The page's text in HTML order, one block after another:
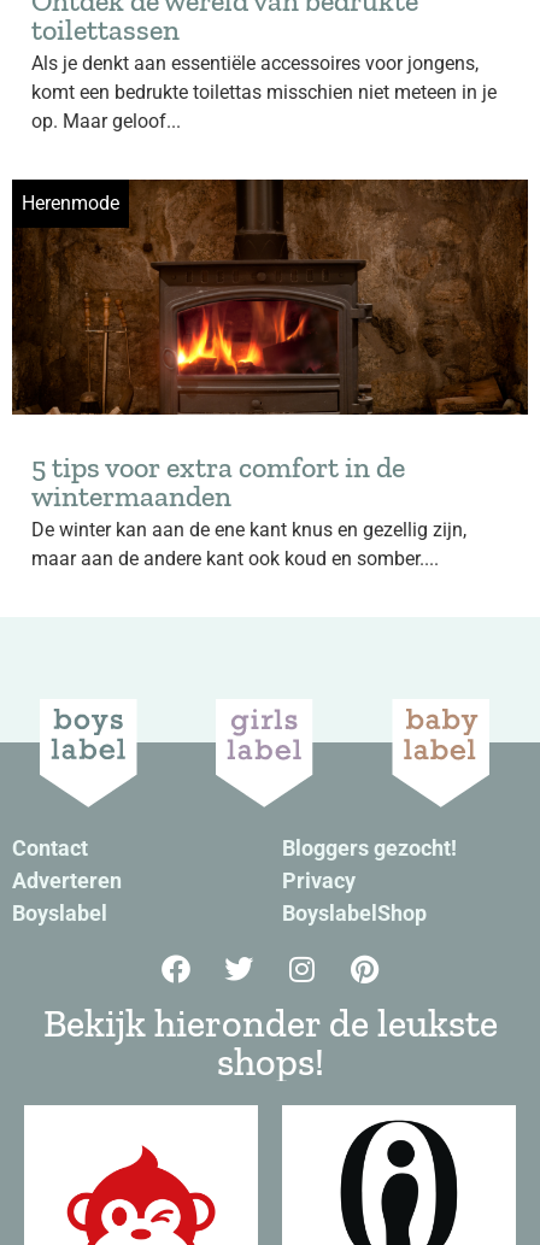
toilettassen
Als je denkt aan essentiële accessoires voor jongens,
komt een bedrukte toilettas misschien niet meteen in je
op. Maar geloof...
Herenmode
5 tips voor extra comfort in de
wintermaanden
De winter kan aan de ene kant knus en gezellig zijn,
maar aan de andere kant ook koud en somber....
Contact
Adverteren
Boyslabel
Bloggers gezocht!
Privacy
BoyslabelShop
Bekijk hieronder de leukste
shops!